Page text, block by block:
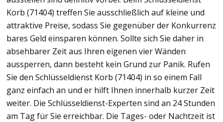
Korb (71404) treffen Sie ausschließlich auf kleine und
attraktive Preise, sodass Sie gegenüber der Konkurrenz
bares Geld einsparen können. Sollte sich Sie daher in
absehbarer Zeit aus Ihren eigenen vier Wänden
aussperren, dann besteht kein Grund zur Panik. Rufen
Sie den Schlüsseldienst Korb (71404) in so einem Fall
ganz einfach an und er hilft Ihnen innerhalb kurzer Zeit
weiter. Die Schlüsseldienst-Experten sind an 24 Stunden
am Tag für Sie erreichbar. Die Tages- oder Nachtzeit ist